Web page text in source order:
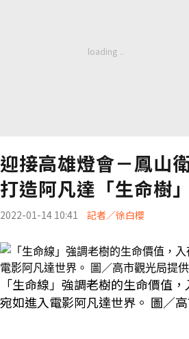
迎接高雄燈會－鳳山
打造阿凡達「生命樹
2022-01-14 10:41 記者／徐白櫻
「生命線」強調老樹的生命價值
宛如進入電影阿凡達世界。 圖／